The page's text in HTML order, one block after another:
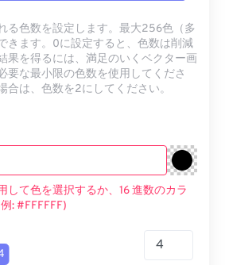
る色数を設定します。最大256色（多
きます。0に設定すると、色数は削減
果を得るには、満足のいくベクター画
要な最小限の色数を使用してくださ
合は、色数を2にしてください。
して色を選択するか、16 進数のカラ
: #FFFFFF)